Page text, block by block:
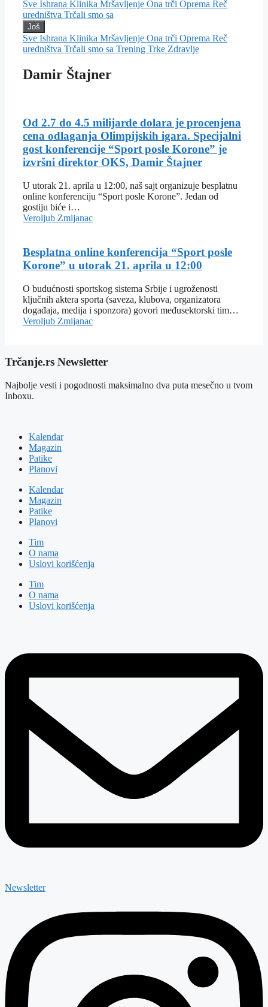
Sve Ishrana Klinika Mršavljenje Ona trči Oprema Reč
uredništva Trčali smo sa
Još
Sve Ishrana Klinika Mršavljenje Ona trči Oprema Reč
uredništva Trčali smo sa Trening Trke Zdravlje
Damir Štajner
Od 2.7 do 4.5 milijarde dolara je procenjena
cena odlaganja Olimpijskih igara. Specijalni
gost konferencije “Sport posle Korone” je
izvršni direktor OKS, Damir Štajner
U utorak 21. aprila u 12:00, naš sajt organizuje besplatnu
online konferenciju “Sport posle Korone”. Jedan od
gostiju biće i…
Veroljub Zmijanac
Besplatna online konferencija “Sport posle
Korone” u utorak 21. aprila u 12:00
O budućnosti sportskog sistema Srbije i ugroženosti
ključnih aktera sporta (saveza, klubova, organizatora
događaja, medija i sponzora) govori međusektorski tim…
Veroljub Zmijanac
Trčanje.rs Newsletter
Najbolje vesti i pogodnosti maksimalno dva puta mesečno u tvom
Inboxu.
Kalendar
Magazin
Patike
Planovi
Kalendar
Magazin
Patike
Planovi
Tim
O nama
Uslovi korišćenja
Tim
O nama
Uslovi korišćenja
Newsletter